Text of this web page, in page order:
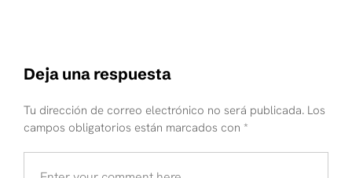
Deja una respuesta
Tu dirección de correo electrónico no será publicada. Los
campos obligatorios están marcados con *